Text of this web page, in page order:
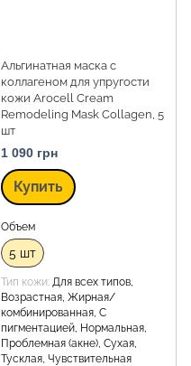
Альгинатная маска с
коллагеном для упругости
кожи Arocell Cream
Remodeling Mask Collagen, 5
шт
1 090 грн
Купить
Объем
5 шт
Тип кожи Для всех типов,
Возрастная, Жирная/
комбинированная, С
пигментацией, Нормальная,
Проблемная (акне), Сухая,
Тусклая, Чувствительная